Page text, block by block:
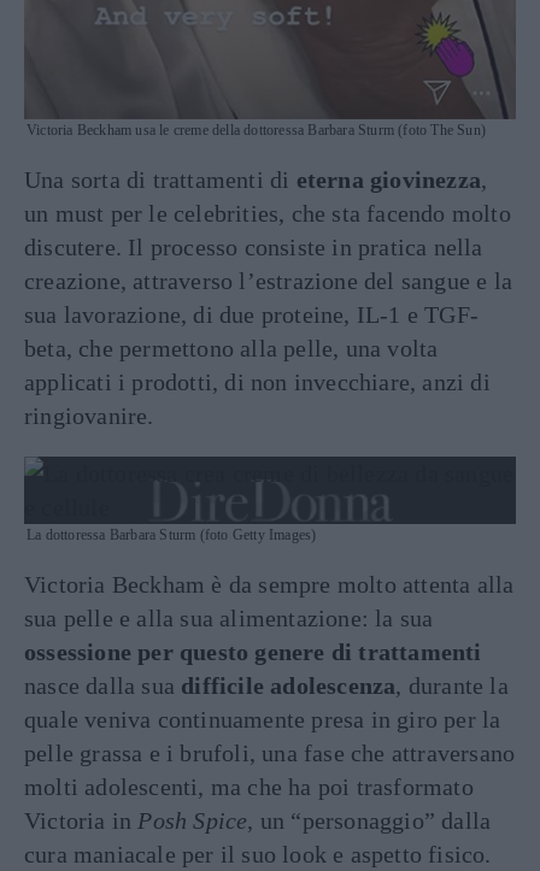
Victoria Beckham usa le creme della dottoressa Barbara Sturm (foto The Sun)
Una sorta di trattamenti di eterna giovinezza,
un must per le celebrities, che sta facendo molto
discutere. Il processo consiste in pratica nella
creazione, attraverso l’estrazione del sangue e la
sua lavorazione, di due proteine, IL-1 e TGF-
beta, che permettono alla pelle, una volta
applicati i prodotti, di non invecchiare, anzi di
ringiovanire.
La dottoressa Barbara Sturm (foto Getty Images)
Victoria Beckham è da sempre molto attenta alla
sua pelle e alla sua alimentazione: la sua
ossessione per questo genere di trattamenti
nasce dalla sua difficile adolescenza, durante la
quale veniva continuamente presa in giro per la
pelle grassa e i brufoli, una fase che attraversano
molti adolescenti, ma che ha poi trasformato
Victoria in Posh Spice, un “personaggio” dalla
cura maniacale per il suo look e aspetto fisico.